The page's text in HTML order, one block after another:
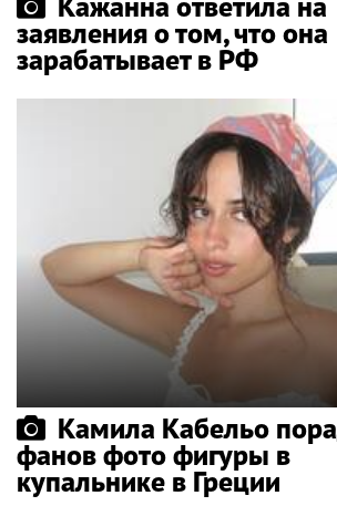
заявления о том, что она
зарабатывает в РФ
Камила Кабельо
фанов фото фигуры в
купальнике в Греции